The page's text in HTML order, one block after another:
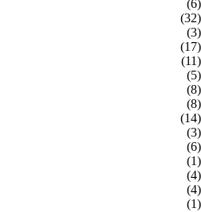
(6)
(32)
(3)
(17)
(11)
(5)
(8)
(8)
(14)
(3)
(6)
(1)
(4)
(4)
(1)